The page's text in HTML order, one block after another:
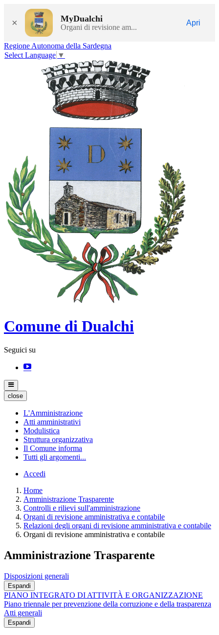
× MyDualchi
Organi di revisione am...
Apri
Regione Autonoma della Sardegna
Select Language ▼
Comune di Dualchi
Seguici su
close
L'Amministrazione
Atti amministrativi
Modulistica
Struttura organizzativa
Il Comune informa
Tutti gli argomenti...
Accedi
Home
Amministrazione Trasparente
Controlli e rilievi sull'amministrazione
Organi di revisione amministrativa e contabile
Relazioni degli organi di revisione amministrativa e contabile
Organi di revisione amministrativa e contabile
Amministrazione Trasparente
Disposizioni generali
Espandi
PIANO INTEGRATO DI ATTIVITÀ E ORGANIZZAZIONE
Piano triennale per prevenzione della corruzione e della trasparenza
Atti generali
Espandi